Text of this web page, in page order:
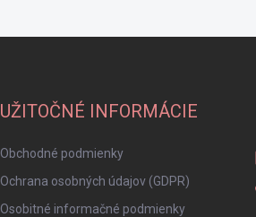
UŽITOČNÉ INFORMÁCIE
Obchodné podmienky
Ochrana osobných údajov (GDPR)
Osobitné informačné podmienky